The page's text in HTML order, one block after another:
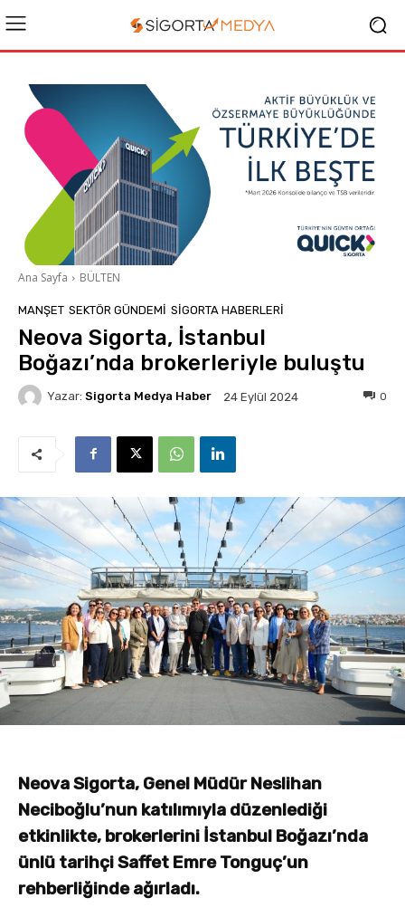
Ana Sayfa BÜLTEN
MANŞET SEKTÖR GÜNDEMİ SIGORTA HABERLERI
Neova Sigorta, İstanbul
Boğazı’nda brokerleriyle buluştu
Yazar: Sigorta Medya Haber 24 Eylül 2024 0
Neova Sigorta, Genel Müdür Neslihan
Neciboğlu’nun katılımıyla düzenlediği
etkinlikte, brokerlerini İstanbul Boğazı’nda
ünlü tarihçi Saffet Emre Tonguç’un
rehberliğinde ağırladı.